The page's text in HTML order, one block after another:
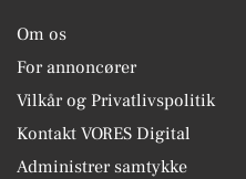
Om os
For annoncører
Vilkår og Privatlivspolitik
Kontakt VORES Digital
Administrer samtykke